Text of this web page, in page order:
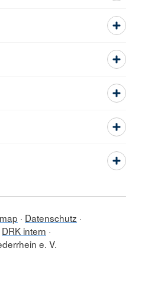
Datenschutz
DRK intern
e. V.